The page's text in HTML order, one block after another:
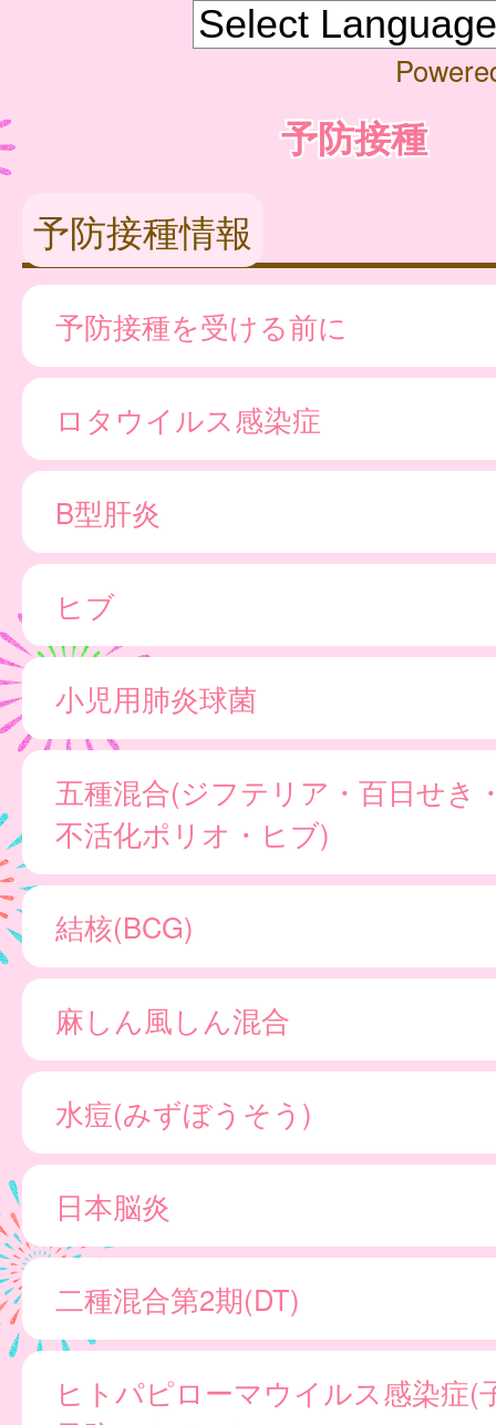
予防接種
予防接種情報
予防接種を受ける前に
ロタウイルス感染症
B型肝炎
ヒブ
小児用肺炎球菌
五種混合(ジフテリア・百日せき
不活化ポリオ・ヒブ)
結核(BCG)
麻しん風しん混合
水痘(みずぼうそう)
日本脳炎
二種混合第2期(DT)
ヒトパピローマウイルス感染症(